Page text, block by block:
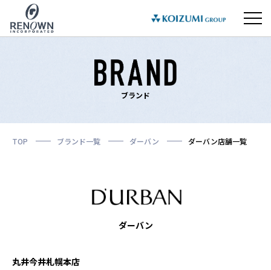
ブランド
TOP ブランド一覧 ダーバン ダーバン店舗一覧
ダーバン
丸井今井札幌本店